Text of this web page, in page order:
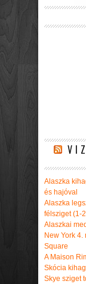
Alaszka
és hajóval
Alaszka
félsziget (1-
Alaszkai
New York 4.
Square
A Maison
Skócia
Skye sziget